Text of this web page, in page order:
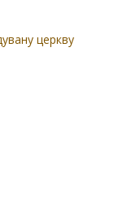
церкву